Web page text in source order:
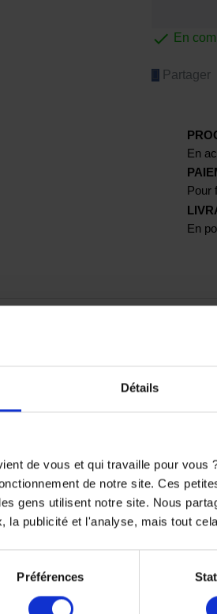
Détails
de vous et qui travaille pour
de notre site. Ces
gens utilisent notre site. Nous
la publicité et l'analyse, mais tout
Préférences
 En
Partager
En
Pour
En
:
et testés par Yamaha pour garantir
Yamaha respectent les
s'adapter aux modèles
souvent de préserver la garantie
conserve mieux sa valeur et
qualité, sécurité et